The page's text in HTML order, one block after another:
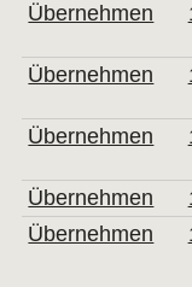
Übernehmen
Übernehmen
Übernehmen
Übernehmen
Übernehmen